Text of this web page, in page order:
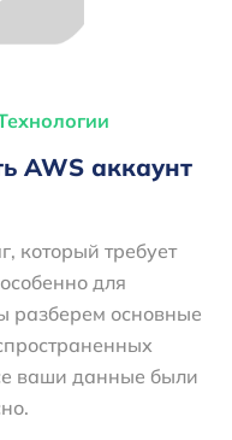
AWS аккаунт
который требует
для
разберем основные
ваши данные были